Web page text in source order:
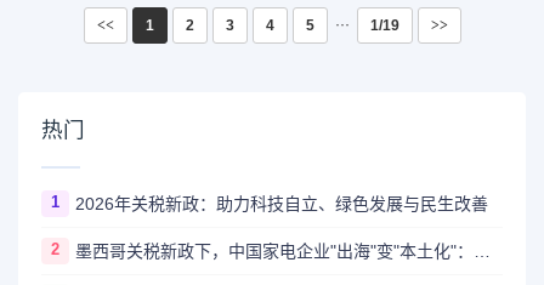
<< 1 2 3 4 5 ··· 1/19 >>
热门
1 2026年关税新政：助力科技自立、绿色发展与民生改善
2